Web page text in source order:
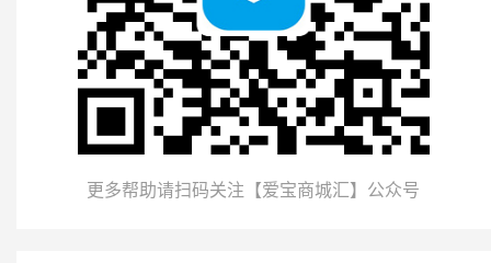
更多帮助请扫码关注【爱宝商城汇】公众号